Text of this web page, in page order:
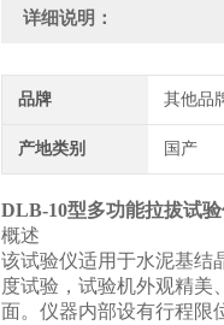
详细说明：
品牌 其他品
产地类别 国产
DLB-10型多功能拉拔试
概述
该试验仪适用于水泥基结
度试验，试验机外观精美
面。仪器内部设有行程限